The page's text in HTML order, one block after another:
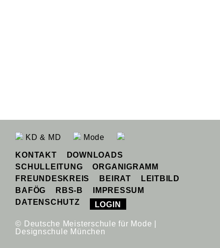
KD & MD Mode
KONTAKT
DOWNLOADS
SCHULLEITUNG
ORGANIGRAMM
FREUNDESKREIS
BEIRAT
LEITBILD
BAFÖG
RBS-B
IMPRESSUM
DATENSCHUTZ
LOGIN
© Deutsche Meisterschule für Mode |
Designschule München